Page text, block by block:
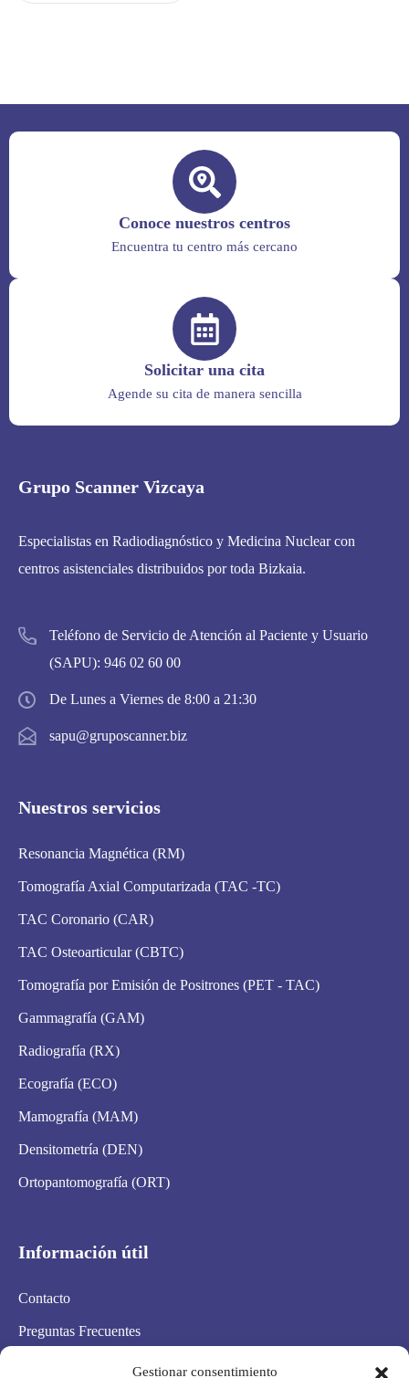
Gestionar consentimiento
Conoce nuestros centros
Encuentra tu centro más cercano
Solicitar una cita
Agende su cita de manera sencilla
Grupo Scanner Vizcaya
Especialistas en Radiodiagnóstico y Medicina Nuclear con
centros asistenciales distribuidos por toda Bizkaia.
Teléfono de Servicio de Atención al Paciente y Usuario
(SAPU): 946 02 60 00
De Lunes a Viernes de 8:00 a 21:30
sapu@gruposcanner.biz
Nuestros servicios
Resonancia Magnética (RM)
Tomografía Axial Computarizada (TAC -TC)
TAC Coronario (CAR)
TAC Osteoarticular (CBTC)
Tomografía por Emisión de Positrones (PET - TAC)
Gammagrafía (GAM)
Radiografía (RX)
Ecografía (ECO)
Mamografía (MAM)
Densitometría (DEN)
Ortopantomografía (ORT)
Información útil
Contacto
Preguntas Frecuentes